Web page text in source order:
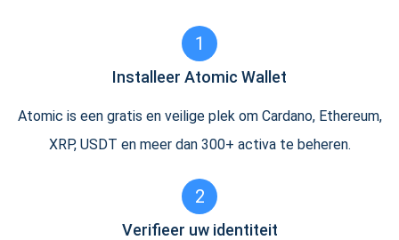
1
Installeer Atomic Wallet
Atomic is een gratis en veilige plek om Cardano, Ethereum,
XRP, USDT en meer dan 300+ activa te beheren.
2
Verifieer uw identiteit